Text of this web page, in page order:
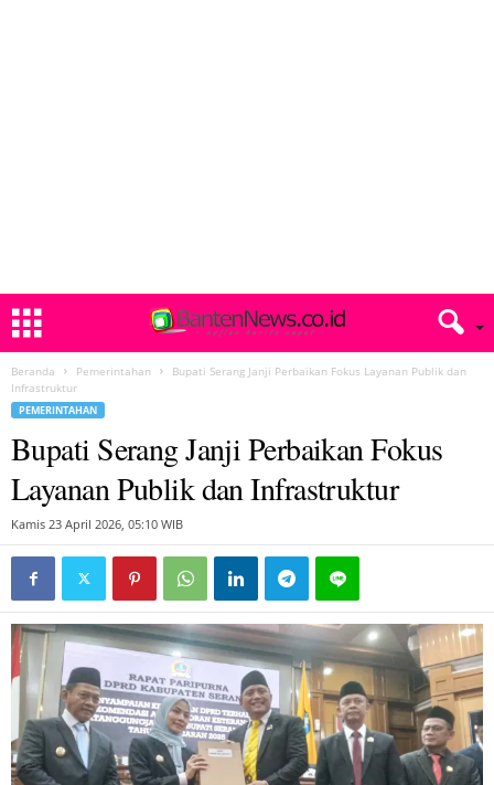
Beranda Pemerintahan
Bupati Serang Janji Perbaikan Fokus Layanan Publik dan
Infrastruktur
PEMERINTAHAN
Bupati Serang Janji Perbaikan Fokus
Layanan Publik dan Infrastruktur
Kamis 23 April 2026, 05:10 WIB